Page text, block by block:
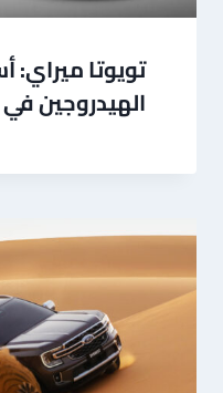
تويوتا ميراي:
الهيدروجين في 5 دقائق فقط